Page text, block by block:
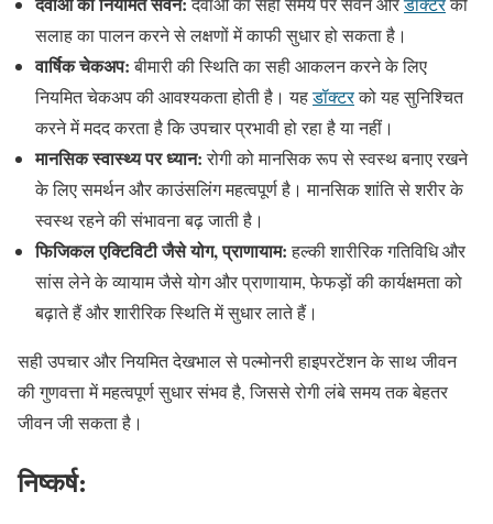
सलाह का पालन करने से लक्षणों में काफी सुधार हो सकता है।
वार्षिक चेकअप:बीमारी की स्थिति का सही आकलन करने के लिए
नियमित चेकअप की आवश्यकता होती है। यहडॉक्टरको यह सुनिश्चित
करने में मदद करता है कि उपचार प्रभावी हो रहा है या नहीं।
मानसिक स्वास्थ्य पर ध्यान:रोगी को मानसिक रूप से स्वस्थ बनाए रखने
के लिए समर्थन और काउंसलिंग महत्वपूर्ण है। मानसिक शांति से शरीर के
स्वस्थ रहने की संभावना बढ़ जाती है।
फिजिकल एक्टिविटी जैसे योग, प्राणायाम:हल्की शारीरिक गतिविधि और
सांस लेने के व्यायाम जैसे योग और प्राणायाम, फेफड़ों की कार्यक्षमता को
बढ़ाते हैं और शारीरिक स्थिति में सुधार लाते हैं।
सही उपचार और नियमित देखभाल से पल्मोनरी हाइपरटेंशन के साथ जीवन
की गुणवत्ता में महत्वपूर्ण सुधार संभव है, जिससे रोगी लंबे समय तक बेहतर
जीवन जी सकता है।
निष्कर्ष: